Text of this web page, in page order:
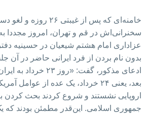
خامنه‌ای که پس از غیبتی
سخنرانی‌اش در قم و تهران، امروز مجددا
عزاداری امام هشتم شیعیان در حسینیه
بدون نام بردن از فرد ایرانی حاضر در آن
ادعای مذکور، گفت: «روز
بعد، یعنی ۲۴ خرداد، یک عده از عوامل
اروپایی نشستند و شروع کردند بحث کردن
جمهوری اسلامی. این‌قدر مطمئن بودند که